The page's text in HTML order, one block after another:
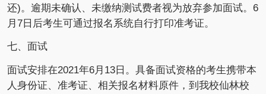
还)。逾期未确认、未缴纳测试费者视为放弃参加面试。6
月7日后考生可通过报名系统自行打印准考证。
七、面试
面试安排在2021年6月13日。具备面试资格的考生携带本
人身份证、准考证、相关报名材料原件，到我校仙林校